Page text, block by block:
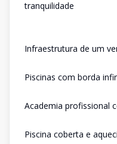
tranquilidade
Infraestrutura de um
Piscinas com borda
Academia profissional
Piscina coberta e